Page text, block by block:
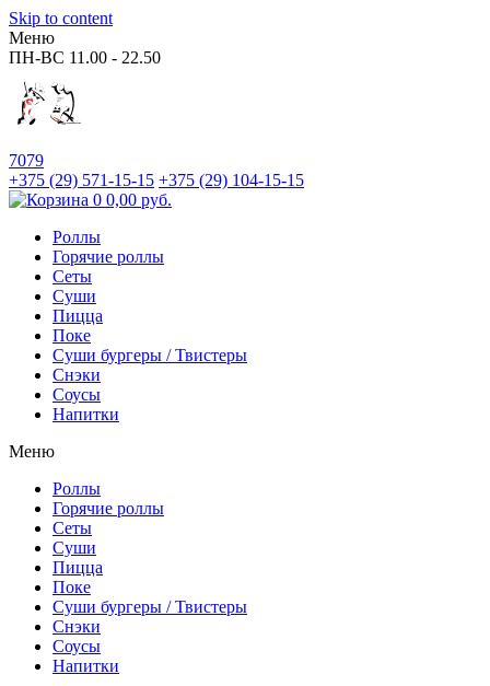
Skip to content
Меню
ПН-ВС 11.00 - 22.50
7079
+375 (29) 571-15-15 +375 (29) 104-15-15
0 0,00 руб.
Роллы
Горячие роллы
Сеты
Суши
Пицца
Поке
Суши бургеры / Твистеры
Снэки
Соусы
Напитки
Меню
Роллы
Горячие роллы
Сеты
Суши
Пицца
Поке
Суши бургеры / Твистеры
Снэки
Соусы
Напитки